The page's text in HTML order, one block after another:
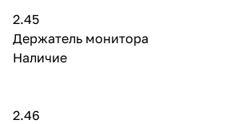
2.45
Держатель монитора
Наличие
2.46